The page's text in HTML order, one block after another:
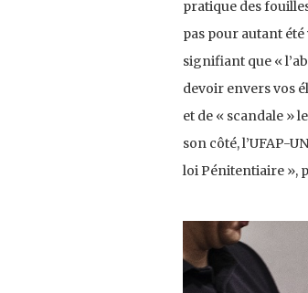
pratique des
pas pour autant été
signifiant que «
devoir envers vos
et de « scandale »
son côté, l’UFAP-
loi Pénitentiaire »,